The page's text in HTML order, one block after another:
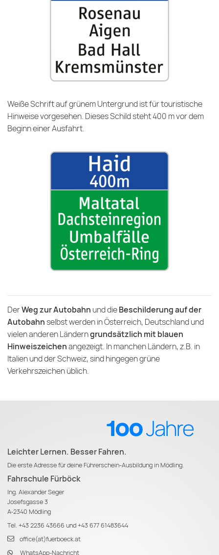
Weiße Schrift auf grünem Untergrund ist für touristische
Hinweise vorgesehen. Dieses Schild steht 400 m vor dem
Beginn einer Ausfahrt.
DerWeg zur Autobahn und dieBeschilderung auf der
Autobahn selbst werden in Österreich, Deutschland und
vielen anderen Länderngrundsätzlich mit blauen
Hinweiszeichenangezeigt. In manchen Ländern, z.B. in
Italien und der Schweiz, sind hingegen grüne
Verkehrszeichen üblich.
Leichter Lernen. Besser Fahren.
Die erste Adresse für deine Führerschein-Ausbildung in Mödling.
Fahrschule Fürböck
Ing. Alexander Seger
Josefsgasse 3
A-2340 Mödling
Tel. +43 2236 43666 und+43 677 61483644
office(at)fuerboeck.at
WhatsApp-Nachricht